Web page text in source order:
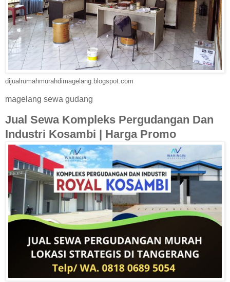
dijualrumahmurahdimagelang.blogspot.com
magelang sewa gudang
Jual Sewa Kompleks Pergudangan Dan
Industri Kosambi | Harga Promo